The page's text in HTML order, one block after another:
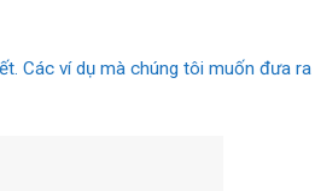
Các ví dụ mà chúng tôi muốn đưa ra